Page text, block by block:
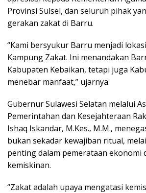
Provinsi Sulsel, dan seluruh pihak
gerakan zakat di Barru.
“Kami bersyukur Barru menjadi
Kampung Zakat. Ini menandakan
Kabupaten Kebaikan, tetapi juga
menebar manfaat,” ujarnya.
Gubernur Sulawesi Selatan melalui
Pemerintahan dan Kesejahteraan
Ishaq Iskandar, M.Kes., M.M.,
bukan sekadar kewajiban ritual,
penting dalam pemerataan ekonomi
kemiskinan.
“Zakat adalah upaya mengatasi